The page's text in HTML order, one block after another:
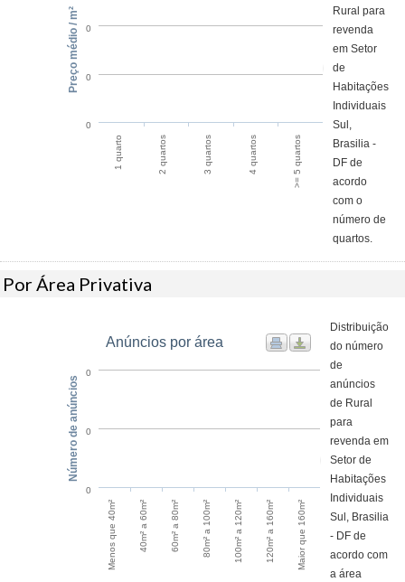
1 quarto 2 quartos 3 quartos 4 quartos >= 5 quartos
0
0
0
Preço médio / m²
Rural para
revenda
em Setor
de
Habitações
Individuais
Sul,
Brasilia -
DF de
acordo
com o
número de
quartos.
Por Área Privativa
Anúncios por área
Menos que 40m² 40m² a 60m² 60m² a 80m² 80m² a 100m² 100m² a 120m² 120m² a 160m² Maior que 160m²
0
0
0
Número de anúncios
Distribuição
do número
de
anúncios
de Rural
para
revenda em
Setor de
Habitações
Individuais
Sul, Brasilia
- DF de
acordo com
a área